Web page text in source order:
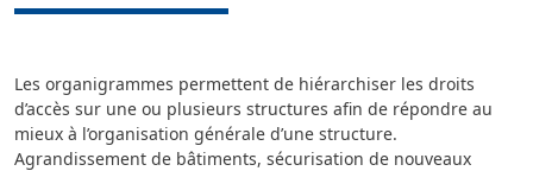
Les organigrammes permettent de hiérarchiser les droits
d’accès sur une ou plusieurs structures afin de répondre au
mieux à l’organisation générale d’une structure.
Agrandissement de bâtiments, sécurisation de nouveaux